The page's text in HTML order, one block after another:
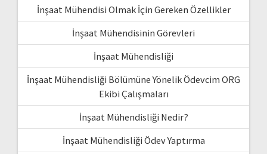
İnşaat Mühendisi Olmak İçin Gereken Özellikler
İnşaat Mühendisinin Görevleri
İnşaat Mühendisliği
İnşaat Mühendisliği Bölümüne Yönelik Ödevcim ORG
Ekibi Çalışmaları
İnşaat Mühendisliği Nedir?
İnşaat Mühendisliği Ödev Yaptırma